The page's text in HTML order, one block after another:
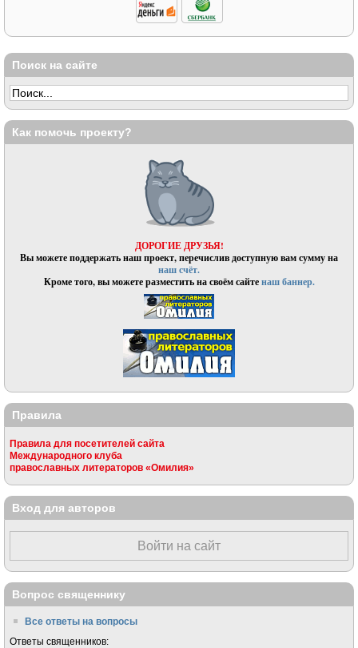
Поиск на сайте
Как помочь проекту?
ДОРОГИЕ ДРУЗЬЯ!
Вы можете поддержать наш проект, перечислив доступную вам сумму на
наш счёт.
Кроме того, вы можете разместить на своём сайтенаш баннер.
Правила
Правила для посетителей сайта
Международного клуба
православных литераторов «Омилия»
Вход для авторов
Войти на сайт
Вопрос священнику
Все ответы на вопросы
Ответы священников: